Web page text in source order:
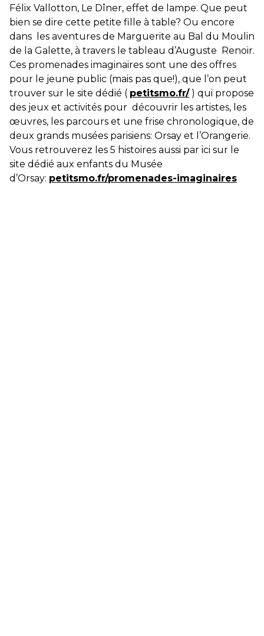
Félix Vallotton, Le Dîner, effet de lampe. Que peut
bien se dire cette petite fille à table? Ou encore
dans les aventures de Marguerite au Bal du Moulin
de la Galette, à travers le tableau d’Auguste Renoir.
Ces promenades imaginaires sont une des offres
pour le jeune public (mais pas que!), que l’on peut
trouver sur le site dédié ( petitsmo.fr/) qui propose
des jeux et activités pour découvrir les artistes, les
œuvres, les parcours et une frise chronologique, de
deux grands musées parisiens: Orsay et l’Orangerie.
Vous retrouverez les 5 histoires aussi par ici sur le
site dédié aux enfants du Musée
d’Orsay: petitsmo.fr/promenades-imaginaires